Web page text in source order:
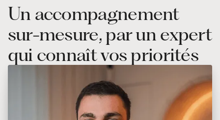
Un accompagnement
sur-mesure, par un expert
qui connaît vos priorités